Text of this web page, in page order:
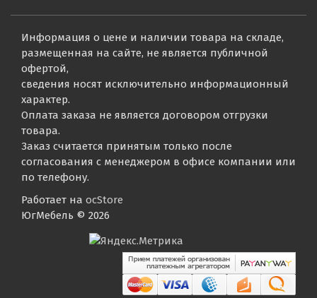
Информация о цене и наличии товара на складе,
размещенная на сайте, не является публичной
офертой,
сведения носят исключительно информационный
характер.
Оплата заказа не является договором отгрузки
товара.
Заказ считается принятым только после
согласования с менеджером в офисе компании или
по телефону.
Работает на ocStore
ЮгМебель © 2026